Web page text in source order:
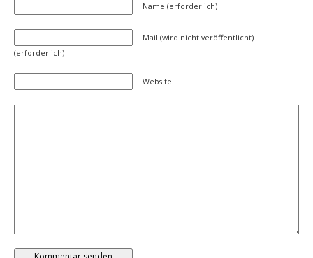
Name (erforderlich)
Mail (wird nicht veröffentlicht)
(erforderlich)
Website